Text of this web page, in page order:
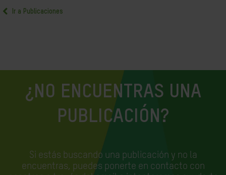
Ir a Publicaciones
¿NO ENCUENTRAS UNA
PUBLICACIÓN?
Si estás buscando una publicación y no la
encuentras, puedes ponerte en contacto con